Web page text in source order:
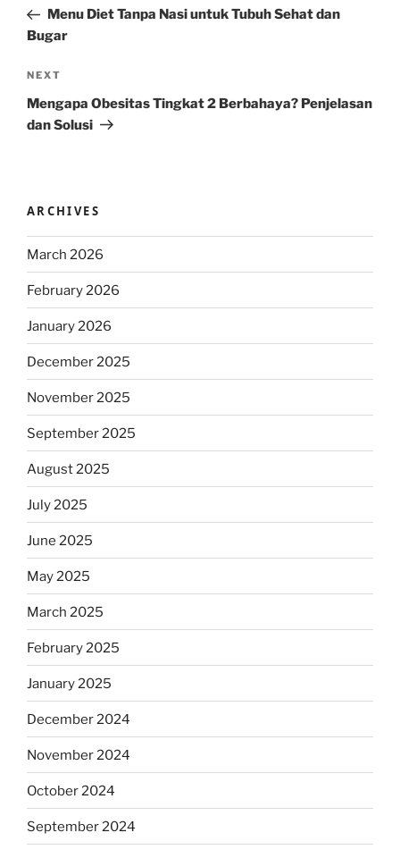
PostMenu Diet Tanpa Nasi untuk Tubuh Sehat dan
Bugar
Next
Post
NEXT
Mengapa Obesitas Tingkat 2 Berbahaya? Penjelasan
dan Solusi
ARCHIVES
March 2026
February 2026
January 2026
December 2025
November 2025
September 2025
August 2025
July 2025
June 2025
May 2025
March 2025
February 2025
January 2025
December 2024
November 2024
October 2024
September 2024